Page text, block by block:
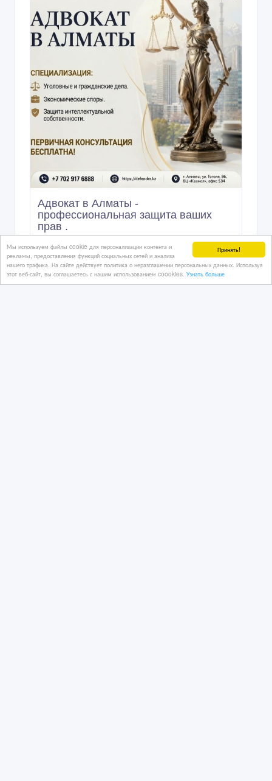
Принять!
Мы используем файлы cookie для персонализации контента и
рекламы, предоставления функций социальных сетей и анализа
нашего трафика. На сайте действует политика о неразглашении персональных данных. Используя
этот веб-сайт, вы соглашаетесь с нашим использованием coookies. Узнать больше
Адвокат в Алматы -
профессиональная защита ваших
прав .
29 дн. назад
Юридические услуги
Казахстан, Алматы